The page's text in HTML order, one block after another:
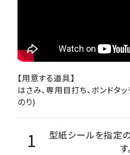
【用意する道具】
はさみ、専用目打ち、ボンドタ
のり)
型紙シールを指定
す